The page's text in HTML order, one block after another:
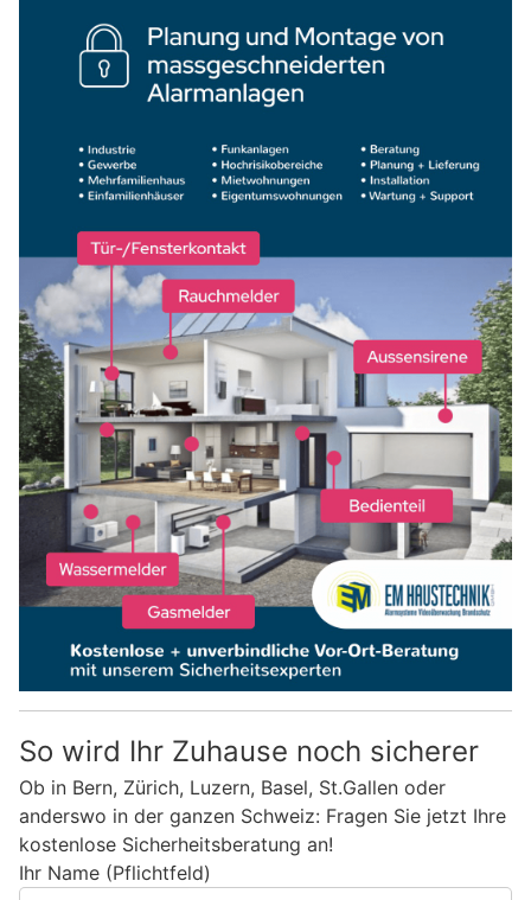
So wird Ihr Zuhause noch sicherer
Ob in Bern, Zürich, Luzern, Basel, St.Gallen oder
anderswo in der ganzen Schweiz: Fragen Sie jetzt Ihre
kostenlose Sicherheitsberatung an!
Ihr Name (Pflichtfeld)